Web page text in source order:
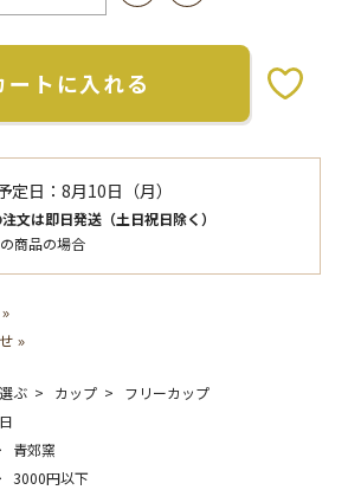
ートに入れる
定日：8月10日（月）
文は即日発送（土日祝日除く）
商品の場合
»
ぶ カップ
フリーカップ
青郊窯
3000円以下